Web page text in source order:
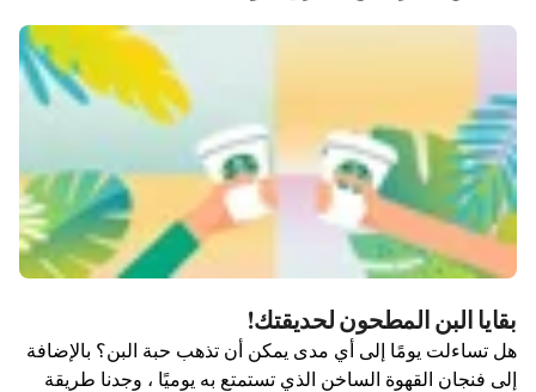
بقايا البن المطحون لحديقتك!
هل تساءلت يومًا إلى أي مدى يمكن أن تذهب حبة البن؟ بالإضافة
إلى فنجان القهوة الساخن الذي تستمتع به يوميًا ، وجدنا طريقة